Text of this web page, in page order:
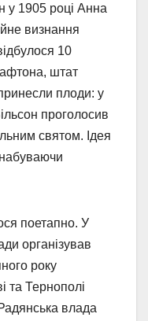
у 1905 році Анна
визнання
10
штат
плоди: у
проголосив
святом. Ідея
поетапно. У
організував
року
та Тернополі
влада